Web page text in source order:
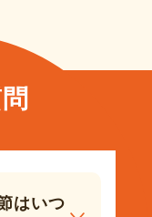
はいつ